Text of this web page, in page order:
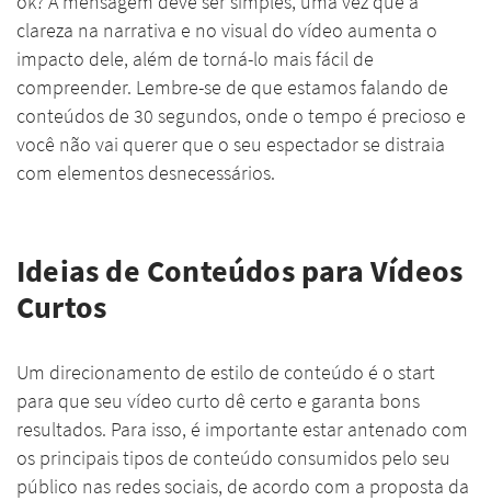
clareza na narrativa e no visual do vídeo aumenta o
impacto dele, além de torná-lo mais fácil de
compreender. Lembre-se de que estamos falando de
conteúdos de 30 segundos, onde o tempo é precioso e
você não vai querer que o seu espectador se distraia
com elementos desnecessários.
Ideias de Conteúdos para Vídeos
Curtos
Um direcionamento de estilo de conteúdo é o start
para que seu vídeo curto dê certo e garanta bons
resultados. Para isso, é importante estar antenado com
os principais tipos de conteúdo consumidos pelo seu
público nas redes sociais, de acordo com a proposta da